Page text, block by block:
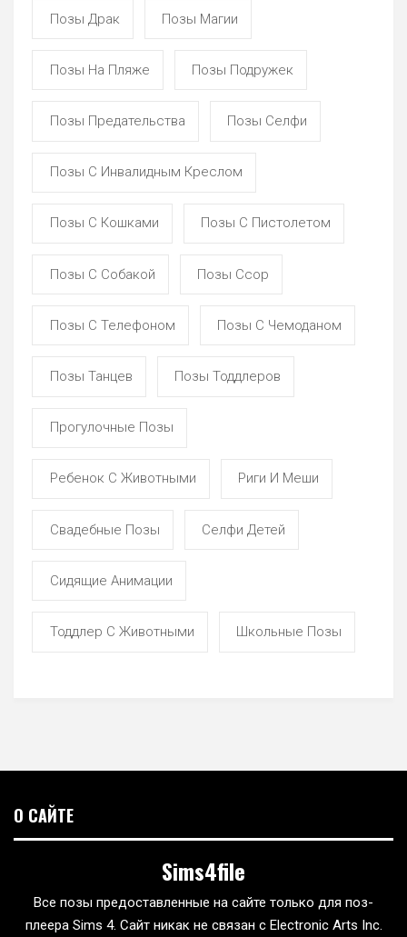
Позы Драк Позы Магии
Позы На Пляже Позы Подружек
Позы Предательства Позы Селфи
Позы С Инвалидным Креслом
Позы С Кошками Позы С Пистолетом
Позы С Собакой Позы Ссор
Позы С Телефоном Позы С Чемоданом
Позы Танцев Позы Тоддлеров
Прогулочные Позы
Ребенок С Животными Риги И Меши
Свадебные Позы Селфи Детей
Сидящие Анимации
Тоддлер С Животными Школьные Позы
О САЙТЕ
Sims4file
Все позы предоставленные на сайте только для поз-
плеера Sims 4. Сайт никак не связан с Electronic Arts Inc.